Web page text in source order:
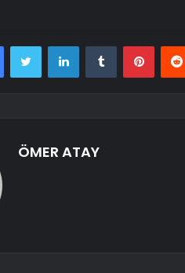
FacebookTwitter LinkedInTumblr
ÖMER ATAY